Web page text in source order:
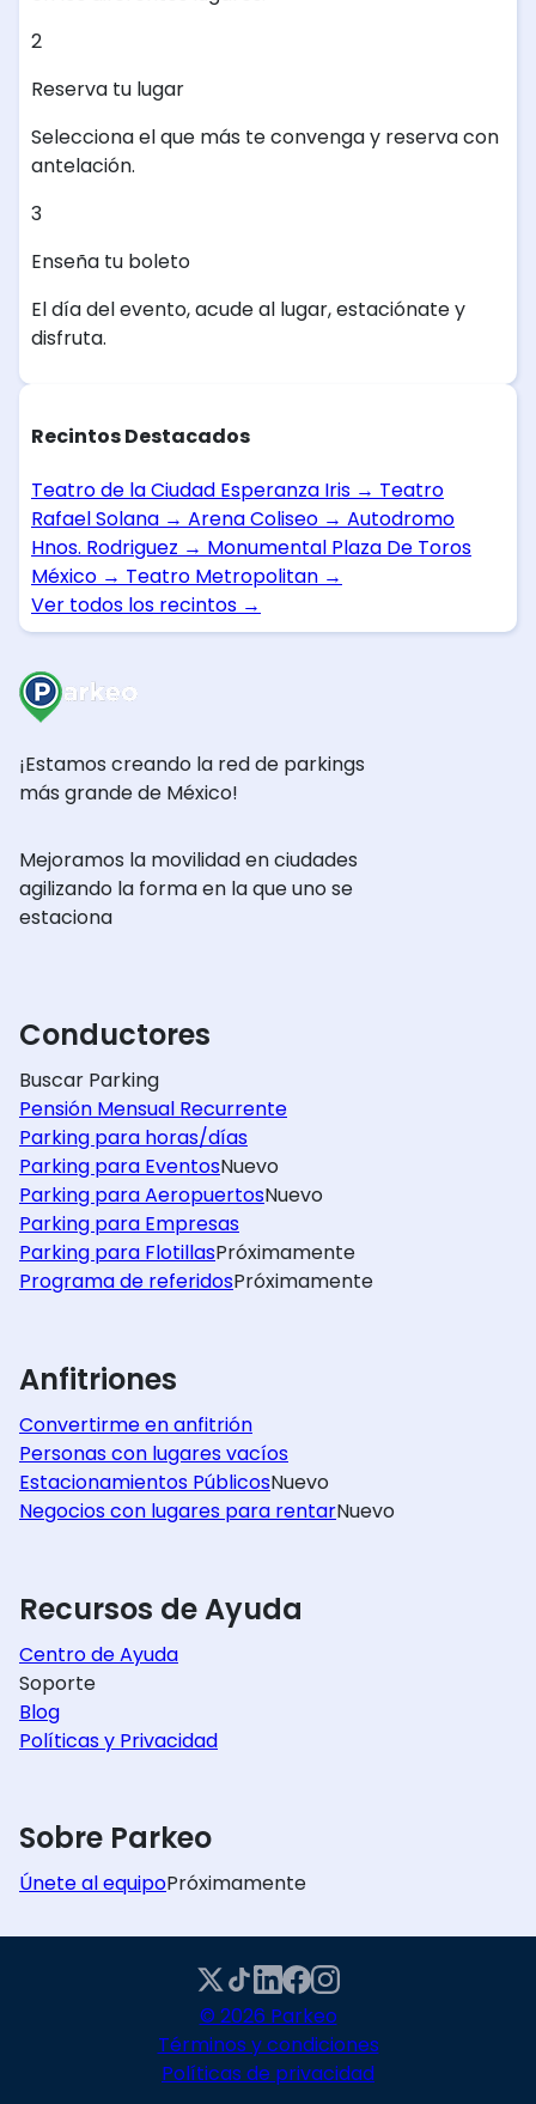
2
Reserva tu lugar
Selecciona el que más te convenga y reserva con
antelación.
3
Enseña tu boleto
El día del evento, acude al lugar, estaciónate y
disfruta.
Recintos Destacados
Teatro de la Ciudad Esperanza Iris → Teatro
Rafael Solana → Arena Coliseo → Autodromo
Hnos. Rodriguez → Monumental Plaza De Toros
México → Teatro Metropolitan →
Ver todos los recintos →
¡Estamos creando la red de parkings
más grande de México!
Mejoramos la movilidad en ciudades
agilizando la forma en la que uno se
estaciona
Conductores
Buscar Parking
Pensión Mensual Recurrente
Parking para horas/días
Parking para EventosNuevo
Parking para AeropuertosNuevo
Parking para Empresas
Parking para FlotillasPróximamente
Programa de referidosPróximamente
Anfitriones
Convertirme en anfitrión
Personas con lugares vacíos
Estacionamientos PúblicosNuevo
Negocios con lugares para rentarNuevo
Recursos de Ayuda
Centro de Ayuda
Soporte
Blog
Políticas y Privacidad
Sobre Parkeo
Únete al equipoPróximamente
© 2026 Parkeo
Términos y condiciones
Políticas de privacidad